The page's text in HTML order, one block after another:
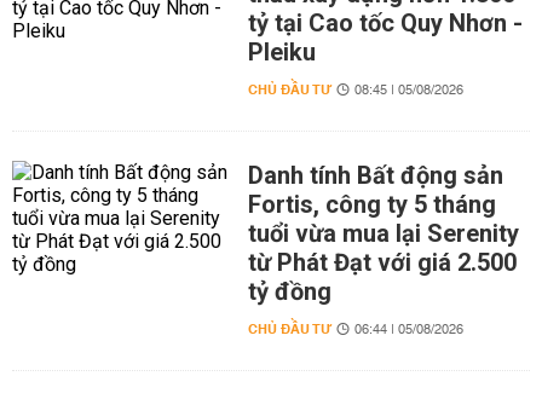
tỷ tại Cao tốc Quy Nhơn -
Pleiku
CHỦ ĐẦU TƯ 08:45 | 05/08/2026
Danh tính Bất động sản
Fortis, công ty 5 tháng
tuổi vừa mua lại Serenity
từ Phát Đạt với giá 2.500
tỷ đồng
CHỦ ĐẦU TƯ 06:44 | 05/08/2026